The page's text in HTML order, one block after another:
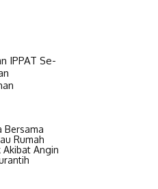
IPPAT Se-
Bersama
Rumah
Akibat Angin